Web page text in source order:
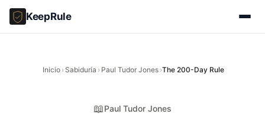
KeepRule
Inicio › Sabiduría › Paul Tudor Jones ›The 200-Day Rule
📖Paul Tudor Jones